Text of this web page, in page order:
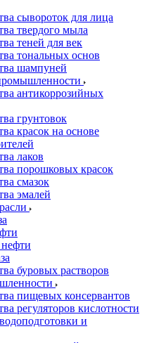
сывороток для лица
твердого мыла
теней для век
тональных основ
шампуней
антикоррозийных
грунтовок
красок на основе
лаков
порошковых красок
смазок
эмалей
буровых растворов
пищевых консервантов
регуляторов кислотности
и